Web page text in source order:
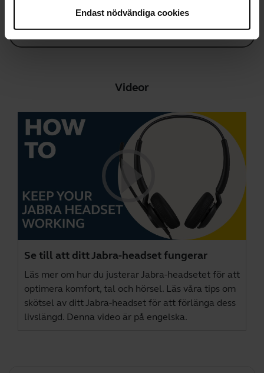
Endast nödvändiga cookies
Videor
Se till att ditt Jabra-headset fungerar
Läs mer om hur du justerar Jabra-headsetet för att
optimera komfort, tal och hörsel. Läs våra tips om
skötsel av ditt Jabra-headset för att förlänga dess
livslängd. Denna video är på engelska.